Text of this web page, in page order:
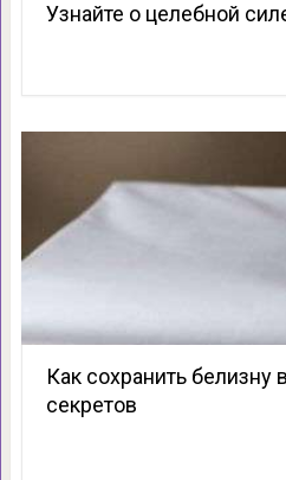
Узнайте о целебной
Как сохранить белизну
секретов